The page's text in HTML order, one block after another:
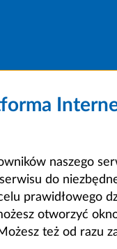
naszego
do
prawidłowego
otworzyć
też od razu